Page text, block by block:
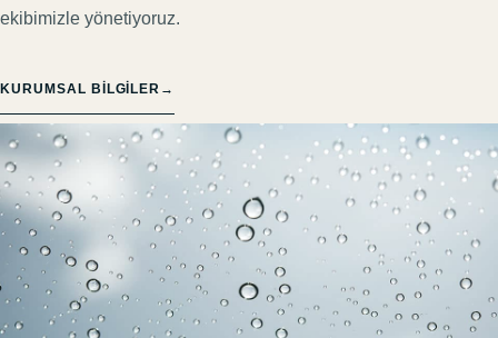
ekibimizle yönetiyoruz.
KURUMSAL BILGILER →